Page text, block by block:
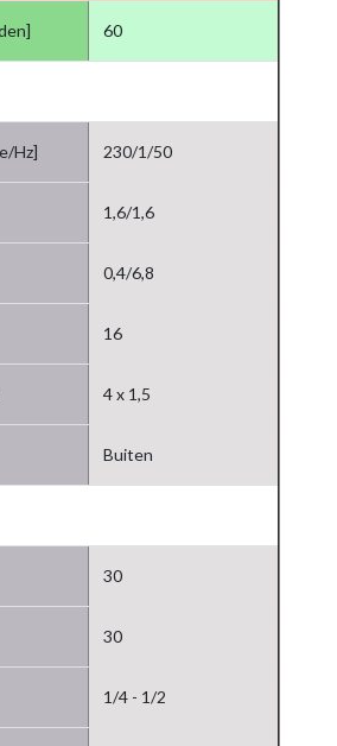
60
Hz] 230/1/50
1,6/1,6
0,4/6,8
16
4 x 1,5
Buiten
30
30
1/4 - 1/2